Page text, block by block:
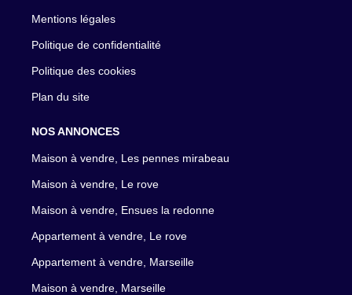
Mentions légales
Politique de confidentialité
Politique des cookies
Plan du site
NOS ANNONCES
Maison à vendre, Les pennes mirabeau
Maison à vendre, Le rove
Maison à vendre, Ensues la redonne
Appartement à vendre, Le rove
Appartement à vendre, Marseille
Maison à vendre, Marseille